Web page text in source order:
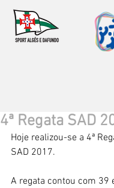
4ª Regata SAD
Hoje realizou-se a 4ª
SAD 2017.
A regata contou com 39